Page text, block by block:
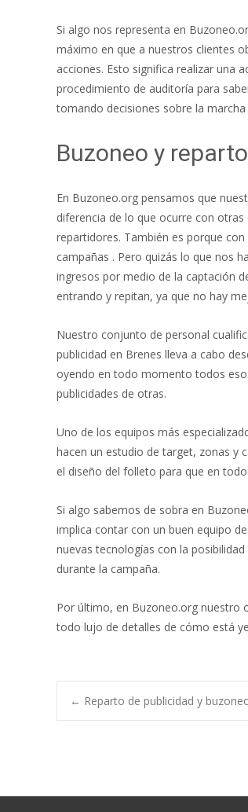
Si algo nos representa en
máximo en que a nuestros clientes
acciones. Esto significa realizar una
procedimiento de auditoría para
tomando decisiones sobre la
Buzoneo y
En Buzoneo.org pensamos que
diferencia de lo que ocurre con
repartidores. También es porque
campañas . Pero quizás lo que nos
ingresos por medio de la captación
entrando y repitan, ya que no hay
Nuestro conjunto de personal
publicidad en Brenes lleva a cabo
oyendo en todo momento todos
publicidades de otras.
Uno de los equipos más
hacen un estudio de target, zonas y
el diseño del folleto para que en
Si algo sabemos de sobra en
implica contar con un buen equipo
nuevas tecnologías con la
durante la campaña.
Por último, en Buzoneo.org nuestro
todo lujo de detalles de cómo está
Post
← Reparto de publicidad y